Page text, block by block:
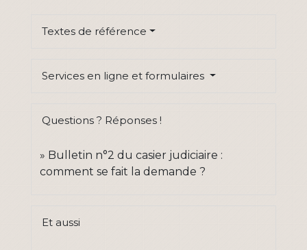
Textes de référence
Services en ligne et formulaires
Questions ? Réponses !
Bulletin n°2 du casier judiciaire :
comment se fait la demande ?
Et aussi